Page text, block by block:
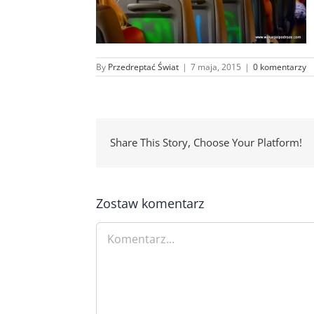
By Przedreptać Świat | 7 maja, 2015 | 0 komentarzy
Share This Story, Choose Your Platform!
Zostaw komentarz
Comment